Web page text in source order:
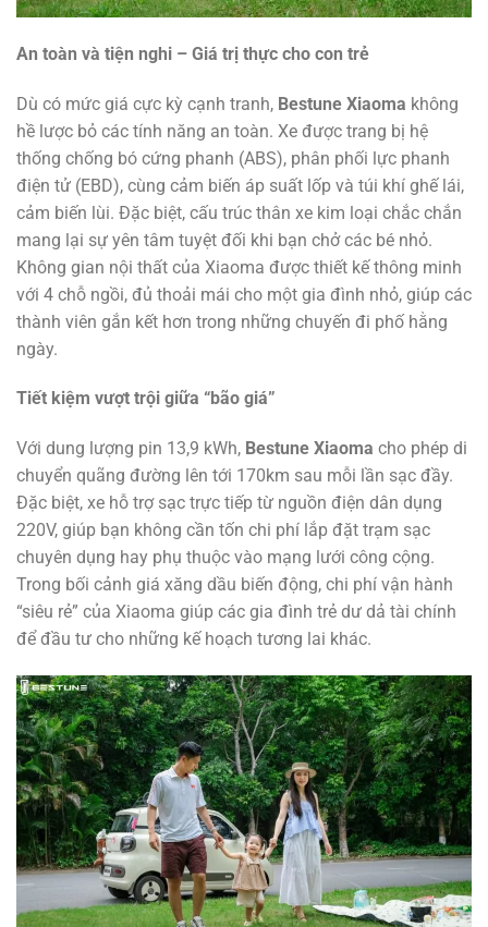
An toàn và tiện nghi – Giá trị thực cho con trẻ
Dù có mức giá cực kỳ cạnh tranh, Bestune Xiaoma không
hề lược bỏ các tính năng an toàn. Xe được trang bị hệ
thống chống bó cứng phanh (ABS), phân phối lực phanh
điện tử (EBD), cùng cảm biến áp suất lốp và túi khí ghế lái,
cảm biến lùi. Đặc biệt, cấu trúc thân xe kim loại chắc chắn
mang lại sự yên tâm tuyệt đối khi bạn chở các bé nhỏ.
Không gian nội thất của Xiaoma được thiết kế thông minh
với 4 chỗ ngồi, đủ thoải mái cho một gia đình nhỏ, giúp các
thành viên gắn kết hơn trong những chuyến đi phố hằng
ngày.
Tiết kiệm vượt trội giữa “bão giá”
Với dung lượng pin 13,9 kWh, Bestune Xiaoma cho phép di
chuyển quãng đường lên tới 170km sau mỗi lần sạc đầy.
Đặc biệt, xe hỗ trợ sạc trực tiếp từ nguồn điện dân dụng
220V, giúp bạn không cần tốn chi phí lắp đặt trạm sạc
chuyên dụng hay phụ thuộc vào mạng lưới công cộng.
Trong bối cảnh giá xăng dầu biến động, chi phí vận hành
“siêu rẻ” của Xiaoma giúp các gia đình trẻ dư dả tài chính
để đầu tư cho những kế hoạch tương lai khác.